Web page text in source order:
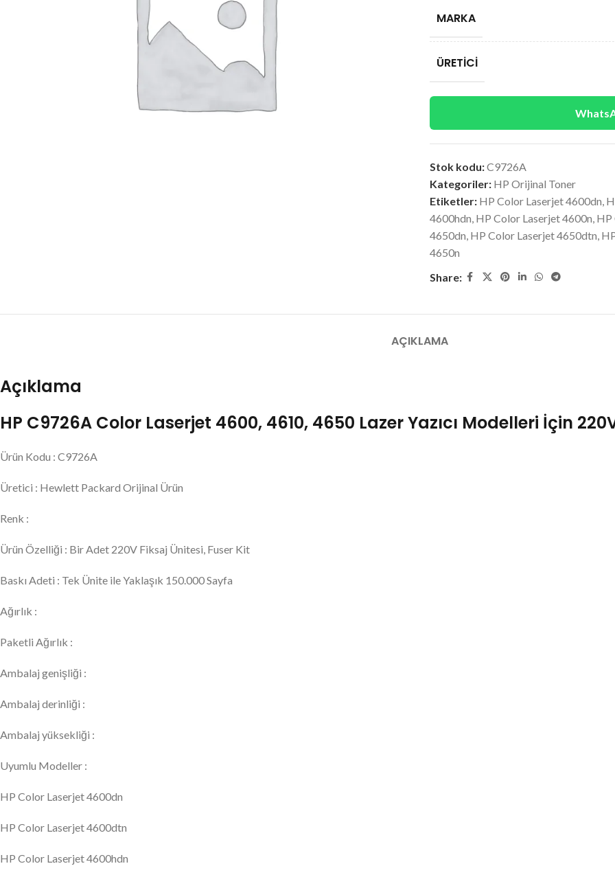
MARKA
ÜRETICI
Stok kodu:C9726A
Kategoriler: HP Orijinal Toner
Etiketler: HP Color Laserjet 4600dn,
4600hdn, HP Color Laserjet 4600n, HP
4650dn, HP Color Laserjet 4650dtn,
4650n
Share:
AÇIKLAMA
Açıklama
HP C9726A Color Laserjet 4600, 4610, 4650 Lazer Yazıcı Modelleri İçin
Ürün Kodu : C9726A
Üretici : Hewlett Packard Orijinal Ürün
Renk :
Ürün Özelliği : Bir Adet 220V Fiksaj Ünitesi, Fuser Kit
Baskı Adeti : Tek Ünite ile Yaklaşık 150.000 Sayfa
Ağırlık :
Paketli Ağırlık :
Ambalaj genişliği :
Ambalaj derinliği :
Ambalaj yüksekliği :
Uyumlu Modeller :
HP Color Laserjet 4600dn
HP Color Laserjet 4600dtn
HP Color Laserjet 4600hdn